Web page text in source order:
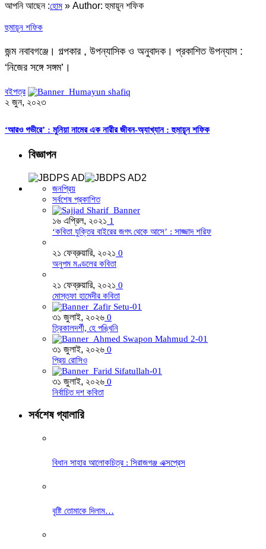
আপনি আছেন :হোম » Author: হুমায়ূন শফিক
হুমায়ূন শফিক
জন্ম নবাবগঞ্জে। গল্পকার , উপন্যাসিক ও অনুবাদক। প্রকাশিত উপন্যাস :
‘নিজের সঙ্গে সঙ্গম’।
বইপত্র
২ জুন, ২০২৩
‘আরও গভীরে’ : মুনিয়া নামের এক নারীর জীবন-অ্যাখ্যান : হুমায়ূন শফিক
বিজ্ঞাপন
জনপ্রিয়
সর্বশেষ প্রকাশিত
১৬ এপ্রিল, ২০২১ 1
‘কবিতা যুক্তির বাইরের জগৎ থেকে আসে’ : সাজ্জাদ শরিফ
২১ ফেব্রুয়ারি, ২০২১ 0
অনুপম মণ্ডলের কবিতা
২১ ফেব্রুয়ারি, ২০২১ 0
মোস্তফা হামেদীর কবিতা
৩১ জুলাই, ২০২৬ 0
ত্রিকালদর্শী, হে পঙ্খিনি
৩১ জুলাই, ২০২৬ 0
প্রিয় রোসিও
৩১ জুলাই, ২০২৬ 0
নির্বাচিত দশ কবিতা
সর্বশেষ গ্যালারি
বিধান সাহার আলোকচিত্র : সিরাজগঞ্জ এক্সপ্রেস
বৃষ্টি তোমাকে দিলাম…